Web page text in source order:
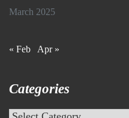
March 2025
« Feb Apr »
Categories
Categories